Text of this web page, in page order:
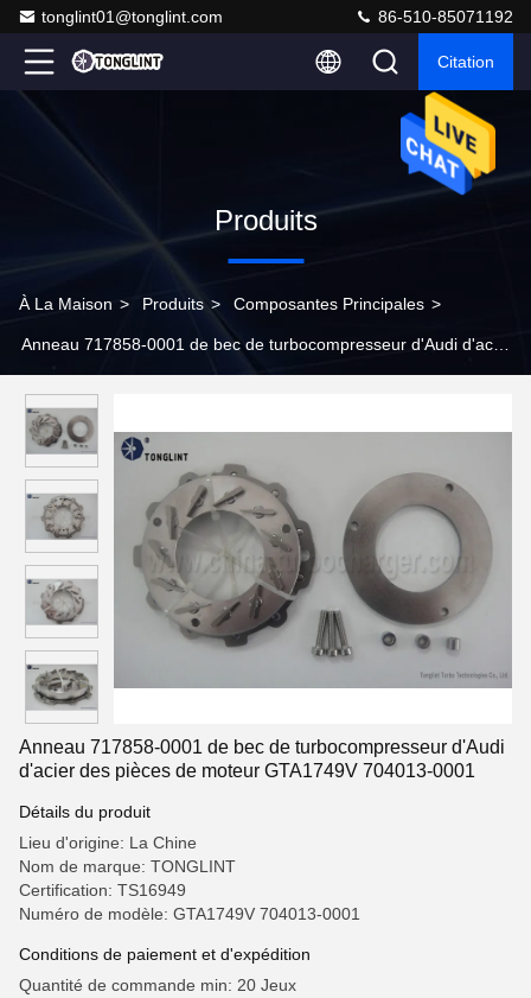
tonglint01@tonglint.com 86-510-85071192
Citation
Produits
À La Maison > Produits > Composantes Principales >
Anneau 717858-0001 de bec de turbocompresseur d'Audi d'acier
Anneau 717858-0001 de bec de turbocompresseur d'Audi
d'acier des pièces de moteur GTA1749V 704013-0001
Détails du produit
Lieu d'origine: La Chine
Nom de marque: TONGLINT
Certification: TS16949
Numéro de modèle: GTA1749V 704013-0001
Conditions de paiement et d'expédition
Quantité de commande min: 20 Jeux